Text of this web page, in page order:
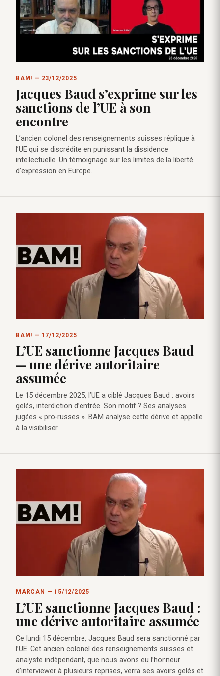
BAM! — 23/12/2025
Jacques Baud s’exprime sur les
sanctions de l’UE à son
encontre
L’ancien colonel des renseignements suisses réplique à
l’UE qui se discrédite en punissant la dissidence
intellectuelle. Un témoignage sur les limites de la liberté
d’expression en Europe.
BAM! — 17/12/2025
L’UE sanctionne Jacques Baud
— une dérive autoritaire
assumée
Le 15 décembre 2025, l’UE a ciblé Jacques Baud : avoirs
gelés, interdiction d’entrée. Son motif ? Ses analyses
jugées « pro-russes ». BAM analyse cette dérive et appelle
à la visibiliser.
MARCAN — 15/12/2025
L’UE sanctionne Jacques Baud :
une dérive autoritaire assumée
Ce lundi 15 décembre, Jacques Baud sera sanctionné par
l’UE. Cet ancien colonel des renseignements suisses et
analyste indépendant, que nous avons eu l’honneur
d’interviewer à plusieurs reprises, verra ses avoirs gelés et